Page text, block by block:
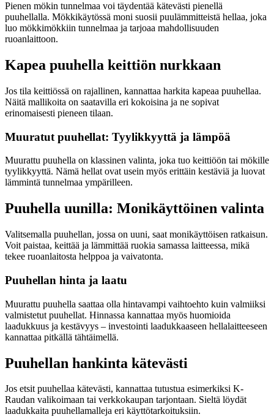
Pienen mökin tunnelmaa voi täydentää kätevästi pienellä
puuhellalla. Mökkikäytössä moni suosii puulämmitteistä hellaa, joka
luo mökkimökkiin tunnelmaa ja tarjoaa mahdollisuuden
ruoanlaittoon.
Kapea puuhella keittiön nurkkaan
Jos tila keittiössä on rajallinen, kannattaa harkita kapeaa puuhellaa.
Näitä mallikoita on saatavilla eri kokoisina ja ne sopivat
erinomaisesti pieneen tilaan.
Muuratut puuhellat: Tyylikkyyttä ja lämpöä
Muurattu puuhella on klassinen valinta, joka tuo keittiöön tai mökille
tyylikkyyttä. Nämä hellat ovat usein myös erittäin kestäviä ja luovat
lämmintä tunnelmaa ympärilleen.
Puuhella uunilla: Monikäyttöinen valinta
Valitsemalla puuhellan, jossa on uuni, saat monikäyttöisen ratkaisun.
Voit paistaa, keittää ja lämmittää ruokia samassa laitteessa, mikä
tekee ruoanlaitosta helppoa ja vaivatonta.
Puuhellan hinta ja laatu
Muurattu puuhella saattaa olla hintavampi vaihtoehto kuin valmiiksi
valmistetut puuhellat. Hinnassa kannattaa myös huomioida
laadukkuus ja kestävyys – investointi laadukkaaseen hellalaitteeseen
kannattaa pitkällä tähtäimellä.
Puuhellan hankinta kätevästi
Jos etsit puuhellaa kätevästi, kannattaa tutustua esimerkiksi K-
Raudan valikoimaan tai verkkokaupan tarjontaan. Sieltä löydät
laadukkaita puuhellamalleja eri käyttötarkoituksiin.